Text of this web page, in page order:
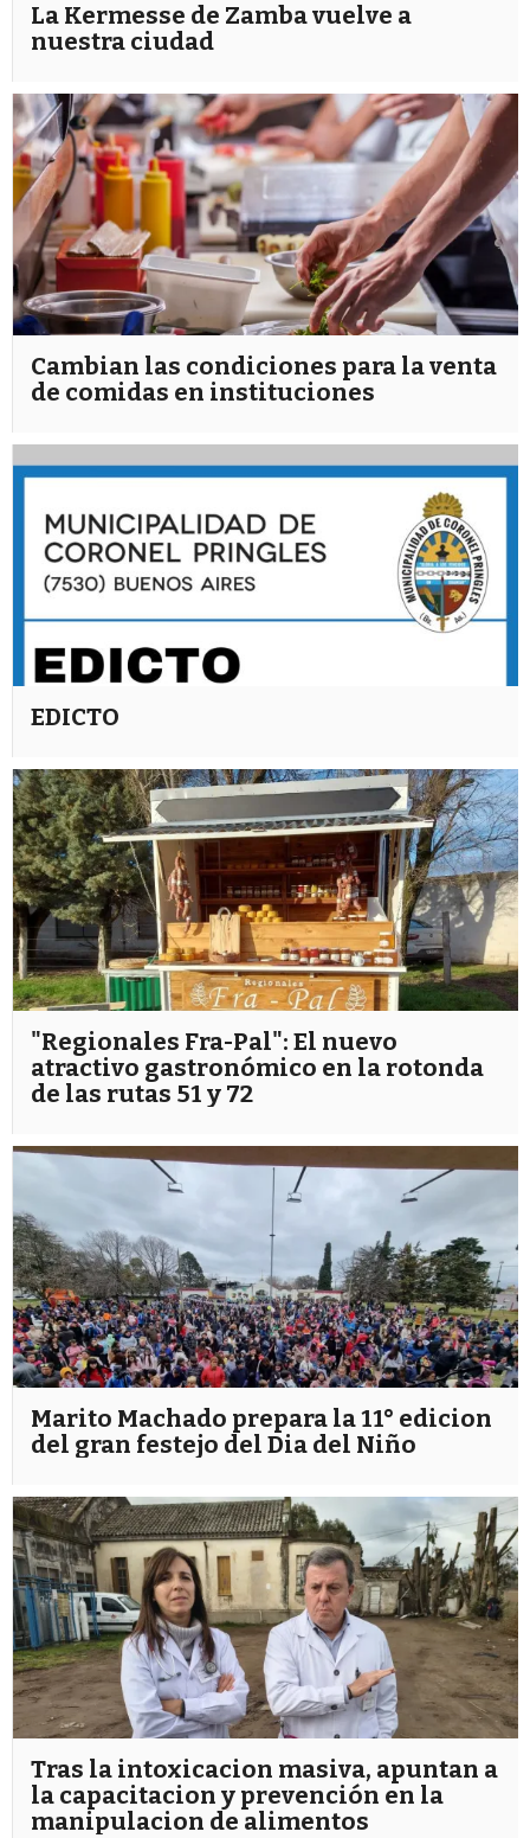
La Kermesse de Zamba vuelve a
nuestra ciudad
Cambian las condiciones para la venta
de comidas en instituciones
EDICTO
"Regionales Fra-Pal": El nuevo
atractivo gastronómico en la rotonda
de las rutas 51 y 72
Marito Machado prepara la 11° edicion
del gran festejo del Dia del Niño
Tras la intoxicacion masiva, apuntan a
la capacitacion y prevención en la
manipulacion de alimentos